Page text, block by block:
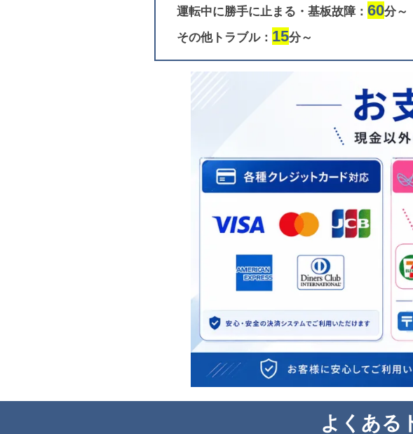
運転中に勝手に止まる・基板故障： 60分～
その他トラブル： 15分～
よくある